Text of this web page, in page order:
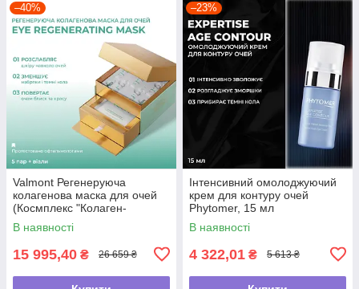
–40%
Valmont Регенеруюча
колагенова маска для очей
(Космплекс "Колаген-
Мукополісахариди") , 5 пар +
віали
В наявності
15 995,40 ₴ 26 659 ₴
–23%
Інтенсивний омолоджуючий
крем для контуру очей
Phytomer, 15 мл
В наявності
4 322,01 ₴ 5 613 ₴